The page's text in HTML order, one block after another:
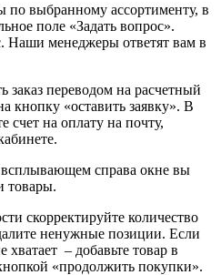
по выбранному ассортименту, в
поле «Задать вопрос».
Наши менеджеры ответят вам в
заказ переводом на расчетный
кнопку «оставить заявку». В
счет на оплату на почту,
всплывающем справа окне вы
товары.
скорректируйте количество
ненужные позиции. Если
– добавьте товар в
«продолжить покупки».